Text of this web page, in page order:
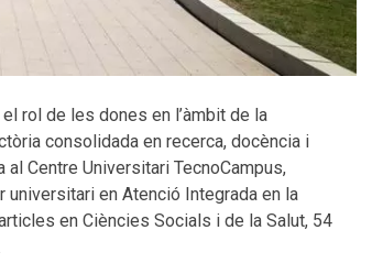
rol de les dones en l’àmbit de la
consolidada en recerca, docència i
Centre Universitari TecnoCampus,
en Atenció Integrada en la
en Ciències Socials i de la Salut, 54